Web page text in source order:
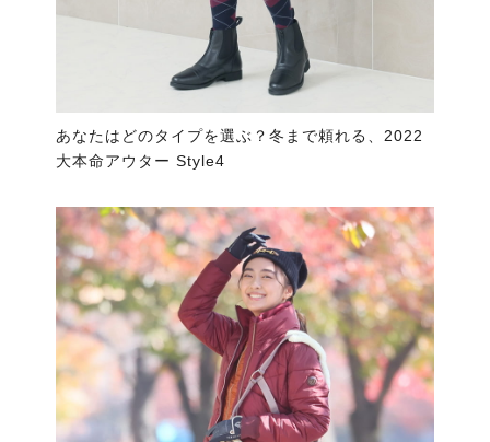
あなたはどのタイプを選ぶ？冬まで頼れる、2022
大本命アウター Style4